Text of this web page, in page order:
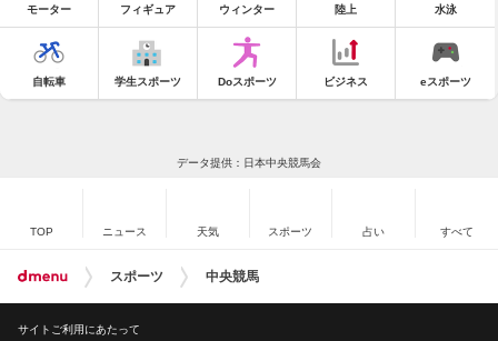
モーター フィギュア ウィンター 陸上 水泳
自転車 学生スポーツ Doスポーツ ビジネス eスポーツ
データ提供：日本中央競馬会
TOP ニュース 天気 スポーツ 占い すべて
スポーツ 中央競馬
サイトご利用にあたって